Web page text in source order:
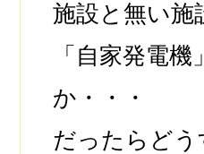
施設と無い施
「自家発電
か・・・
だったらど